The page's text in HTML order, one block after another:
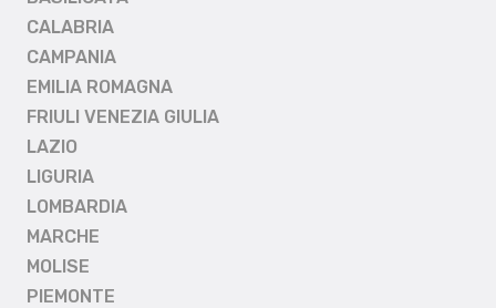
CALABRIA
CAMPANIA
EMILIA ROMAGNA
FRIULI VENEZIA GIULIA
LAZIO
LIGURIA
LOMBARDIA
MARCHE
MOLISE
PIEMONTE